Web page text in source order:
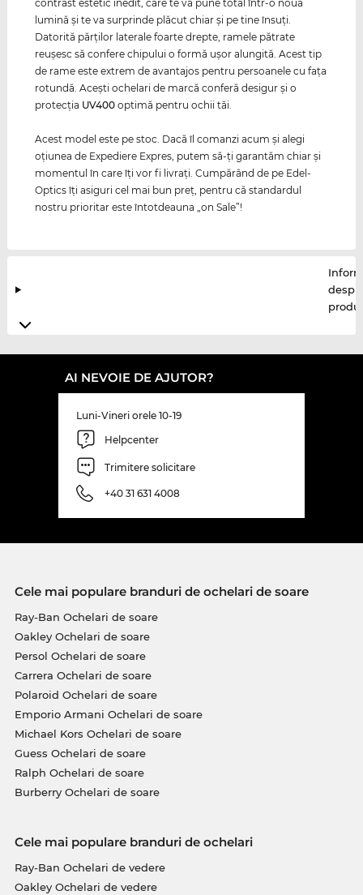
contrast estetic inedit, care te va pune total într-o nouă
lumină şi te va surprinde plăcut chiar şi pe tine însuţi.
Datorită părţilor laterale foarte drepte, ramele pătrate
reuşesc să confere chipului o formă uşor alungită. Acest tip
de rame este extrem de avantajos pentru persoanele cu faţa
rotundă. Aceşti ochelari de marcă conferă desigur şi o
protecţia UV400 optimă pentru ochii tăi.
Acest model este pe stoc. Dacă îl comanzi acum şi alegi
oţiunea de Expediere Expres, putem să-ţi garantăm chiar şi
momentul în care îţi vor fi livraţi. Cumpărând de pe Edel-
Optics îţi asiguri cel mai bun preţ, pentru că standardul
nostru prioritar este întotdeauna „on Sale”!
AI NEVOIE DE AJUTOR?
Luni-Vineri orele 10-19
Helpcenter
Trimitere solicitare
+40 31 631 4008
Cele mai populare branduri de ochelari de soare
Ray-Ban Ochelari de soare
Oakley Ochelari de soare
Persol Ochelari de soare
Carrera Ochelari de soare
Polaroid Ochelari de soare
Emporio Armani Ochelari de soare
Michael Kors Ochelari de soare
Guess Ochelari de soare
Ralph Ochelari de soare
Burberry Ochelari de soare
Cele mai populare branduri de ochelari
Ray-Ban Ochelari de vedere
Oakley Ochelari de vedere